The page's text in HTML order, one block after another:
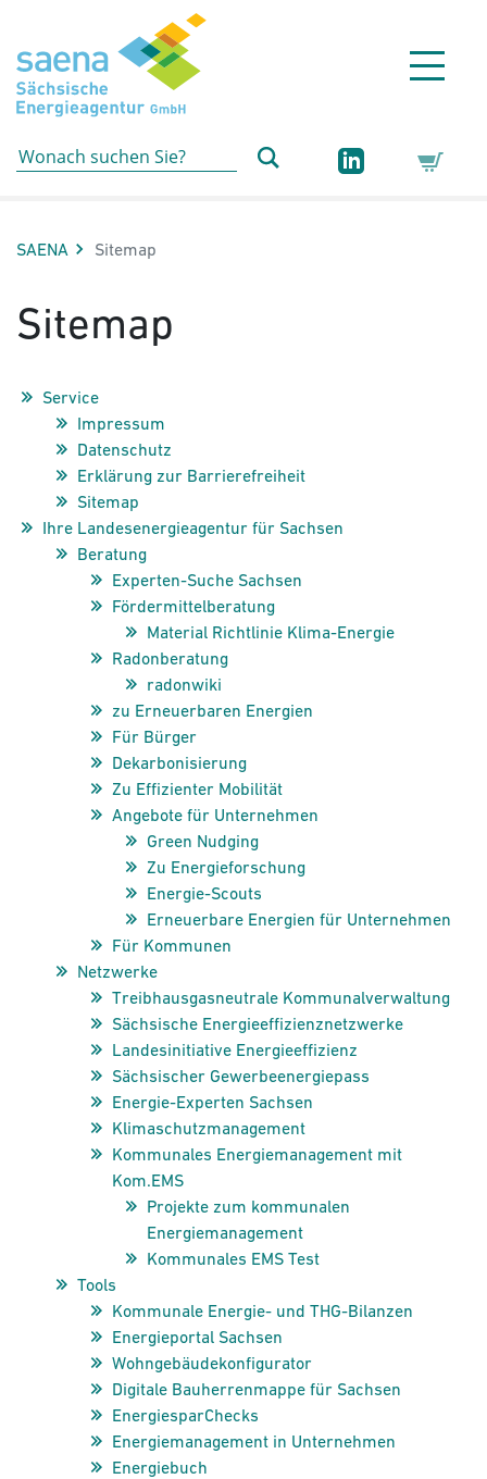
Sidebar
Erweiterte Navigation
Service
SAENA Aktuelle Seite:
Sitemap
Sitemap
Service
Impressum
Datenschutz
Erklärung zur Barrierefreiheit
Sitemap
Ihre Landesenergieagentur für Sachsen
Beratung
Experten-Suche Sachsen
Förder­mittel­beratung
Material Richtlinie Klima-Energie
Radonberatung
radonwiki
zu Erneuerbaren Energien
Für Bürger
Dekarbonisierung
Zu Effizienter Mobilität
Angebote für Unternehmen
Green Nudging
Zu Energieforschung
Energie-Scouts
Erneuerbare Energien für Unternehmen
Für Kommunen
Netzwerke
Treibhausgasneutrale Kommunalverwaltung
Sächsische Energieeffizienznetzwerke
Landes­initiative Energie­effizienz
Sächsischer Gewerbe­energie­pass
Energie­-Experten Sachsen
Klima­schutz­management
Kommunales Energie­management mit
Kom.EMS
Projekte zum kommunalen
Energiemanagement
Kommunales EMS Test
Tools
Kommunale Energie- und THG-Bilanzen
Energie­portal Sachsen
Wohn­gebäude­­konfigurator
Digitale Bauherrenmappe für Sachsen
EnergiesparChecks
Energiemanagement in Unternehmen
Energiebuch